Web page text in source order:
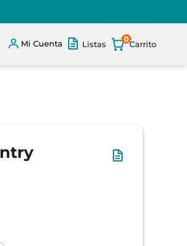
Mi Cuenta Listas
0